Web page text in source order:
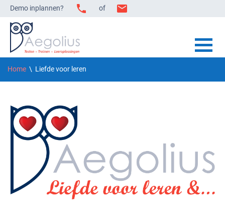
Demo inplannen? of
Home \ Liefde voor leren